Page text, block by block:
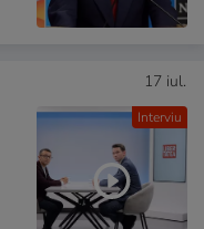
Interviu
17 iul.